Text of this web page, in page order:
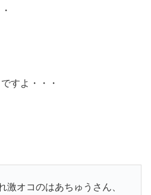
すよ・・・
激オコのはあちゅうさん、